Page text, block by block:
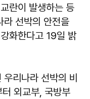
란이 발생하는 등
라 선박의 안전을
화한다고 19일 밝
리나라 선박의 비
외교부, 국방부